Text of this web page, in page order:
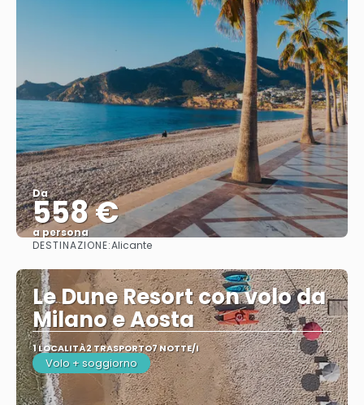
Da
558 €
a persona
DESTINAZIONE:Alicante
Le Dune Resort con volo da
Milano e Aosta
1 LOCALITÀ2 TRASPORTO7 NOTTE/I
Volo + soggiorno